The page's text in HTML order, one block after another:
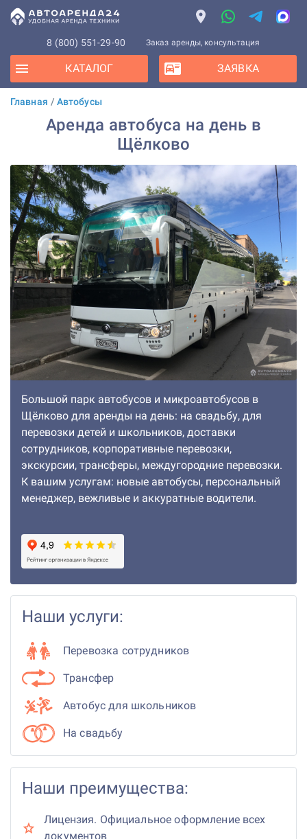
8 (800) 551-29-90 Заказ аренды, консультация
КАТАЛОГ ЗАЯВКА
Главная / Автобусы
Аренда автобуса на день в
Щёлково
Большой парк автобусов и микроавтобусов в
Щёлково для аренды на день: на свадьбу, для
перевозки детей и школьников, доставки
сотрудников, корпоративные перевозки,
экскурсии, трансферы, междугородние перевозки.
К вашим услугам: новые автобусы, персональный
менеджер, вежливые и аккуратные водители.
Наши услуги:
Перевозка сотрудников
Трансфер
Автобус для школьников
На свадьбу
Наши преимущества:
Лицензия. Официальное оформление всех
документов